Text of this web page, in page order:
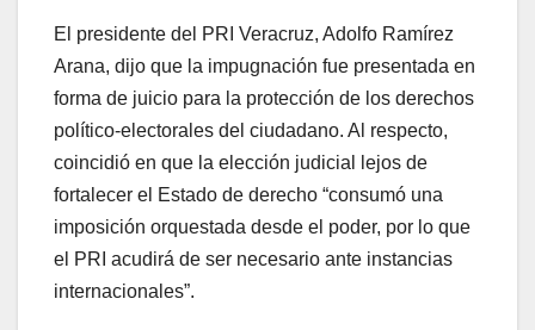
El presidente del PRI Veracruz, Adolfo Ramírez
Arana, dijo que la impugnación fue presentada en
forma de juicio para la protección de los derechos
político-electorales del ciudadano. Al respecto,
coincidió en que la elección judicial lejos de
fortalecer el Estado de derecho “consumó una
imposición orquestada desde el poder, por lo que
el PRI acudirá de ser necesario ante instancias
internacionales”.